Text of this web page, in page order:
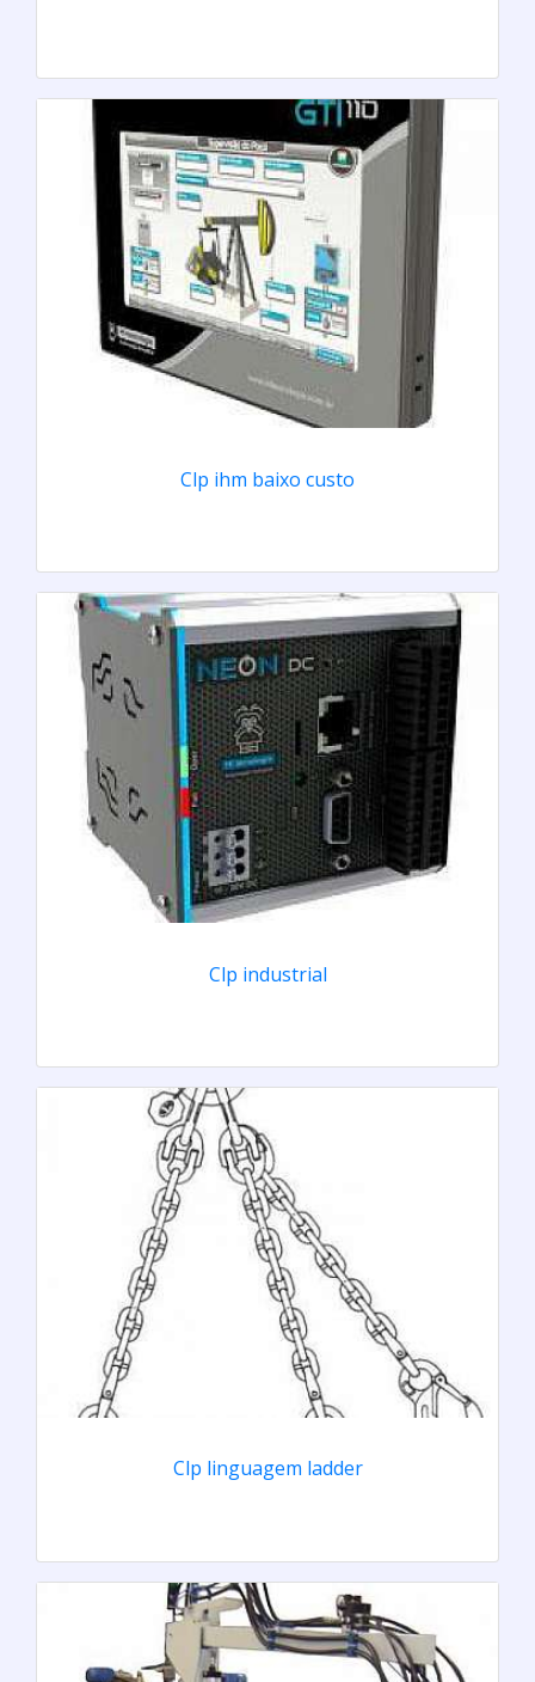
Clp ihm baixo custo
Clp industrial
Clp linguagem ladder